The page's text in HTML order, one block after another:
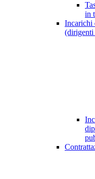
in
Incarichi
(dirigenti